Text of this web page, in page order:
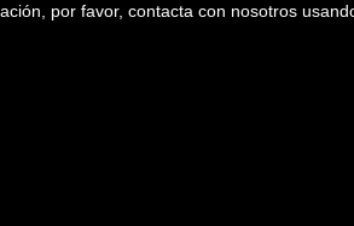
por favor, contacta con nosotros